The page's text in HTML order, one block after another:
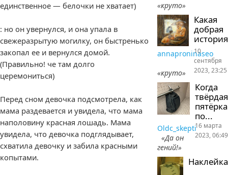
единственное — белочки не хватает)
: но он увернулся, и она упала в
свежеразрытую могилку, он быстренько
закопал ее и вернулся домой.
(Правильно! че там долго
церемониться)
Перед сном девочка подсмотрела, как
мама раздевается и увидела, что мама
наполовину красная лошадь. Мама
увидела, что девочка подглядывает,
схватила девочку и забила красными
копытами.
«круто»
Какая
добрая
история
annaproninaseo
«круто»
10
сентября
2023, 23:25
Когда
твёрдая
пятёрка
по...
Oldc_skepti
«Да он
гений!»
16 марта
2023, 06:49
Наклейка